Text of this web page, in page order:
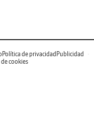
Política de privacidad Publicidad
de cookies